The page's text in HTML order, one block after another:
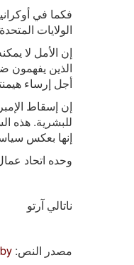
فكما في
الولايات
إن الأمل لا
الذين يفهمون
أجل إرساء
إن إسقاط
للبشرية. هذه
إنها بعكس
وحده اتحاد
ناتالي آرتو
مصدر النص: